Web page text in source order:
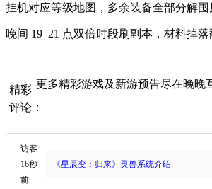
挂机对应等级地图，多余装备全部分解囤
晚间 19–21 点双倍时段刷副本，材料掉落
更多精彩游戏及新游预告尽在晚晚
精彩
评论：
访客
16秒
前
《星辰变：归来》灵兽系统介绍